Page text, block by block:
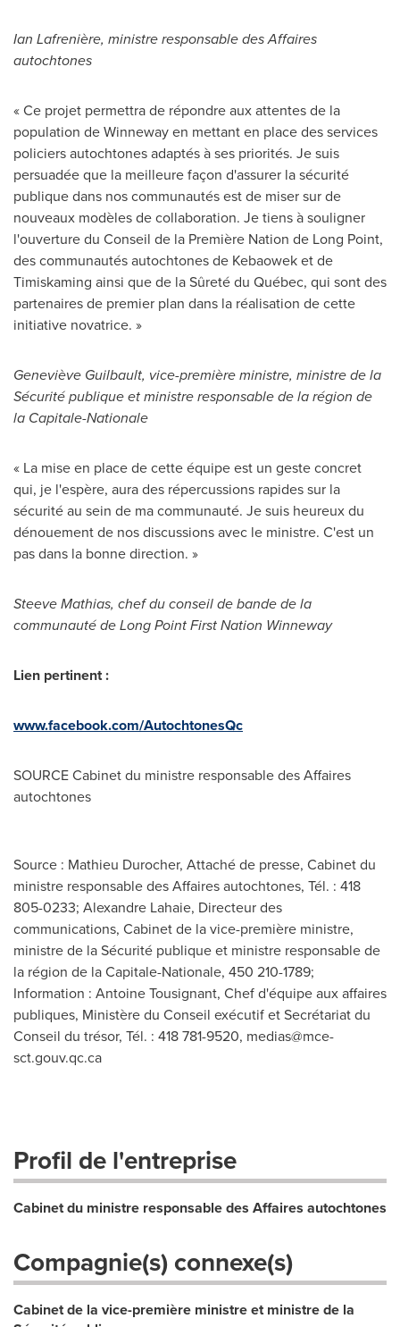
Ian Lafrenière, ministre responsable des Affaires
autochtones
« Ce projet permettra de répondre aux attentes de la
population deWinnewayen mettant en place des services
policiers autochtones adaptés à ses priorités. Je suis
persuadée que la meilleure façon d'assurer la sécurité
publique dans nos communautés est de miser sur de
nouveaux modèles de collaboration. Je tiens à souligner
l'ouverture du Conseil de la Première Nation de Long Point,
des communautés autochtones de Kebaowek et de
Timiskaming ainsi que de la Sûreté du Québec, qui sont des
partenaires de premier plan dans la réalisation de cette
initiative novatrice. »
Geneviève Guilbault, vice-première ministre, ministre de la
Sécurité publique et ministre responsable de la région de
la Capitale-Nationale
« La mise en place de cette équipe est un geste concret
qui, je l'espère, aura des répercussions rapides sur la
sécurité au sein de ma communauté. Je suis heureux du
dénouement de nos discussions avec le ministre. C'est un
pas dans la bonne direction. »
Steeve Mathias, chef du conseil de bande de la
communauté de Long Point First Nation Winneway
Lien pertinent :
www.facebook.com/AutochtonesQc
SOURCE Cabinet du ministre responsable des Affaires
autochtones
Source : Mathieu Durocher, Attaché de presse, Cabinet du
ministre responsable des Affaires autochtones, Tél. : 418
805-0233; Alexandre Lahaie, Directeur des
communications, Cabinet de la vice-première ministre,
ministre de la Sécurité publique et ministre responsable de
la région de la Capitale-Nationale, 450 210-1789;
Information : Antoine Tousignant, Chef d'équipe aux affaires
publiques, Ministère du Conseil exécutif et Secrétariat du
Conseil du trésor, Tél. : 418 781-9520, medias@mce-
sct.gouv.qc.ca
Profil de l'entreprise
Cabinet du ministre responsable des Affaires autochtones
Compagnie(s) connexe(s)
Cabinet de la vice-première ministre et ministre de la